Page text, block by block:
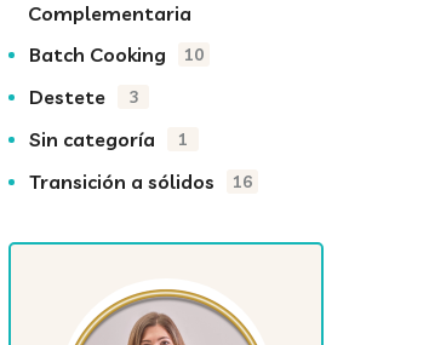
Complementaria
Batch Cooking 10
Destete 3
Sin categoría 1
Transición a sólidos 16